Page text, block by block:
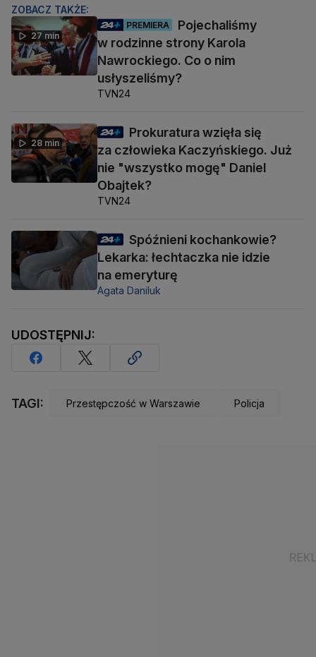
ZOBACZ TAKŻE:
27 min
PREMIERA
Pojechaliśmy
w rodzinne strony Karola
Nawrockiego. Co o nim
usłyszeliśmy?
TVN24
28 min
Prokuratura wzięła się
za człowieka Kaczyńskiego. Już
nie "wszystko mogę" Daniel
Obajtek?
TVN24
Spóźnieni kochankowie?
Lekarka: łechtaczka nie idzie
na emeryturę
Agata Daniluk
UDOSTĘPNIJ:
TAGI: Przestępczość w Warszawie Policja